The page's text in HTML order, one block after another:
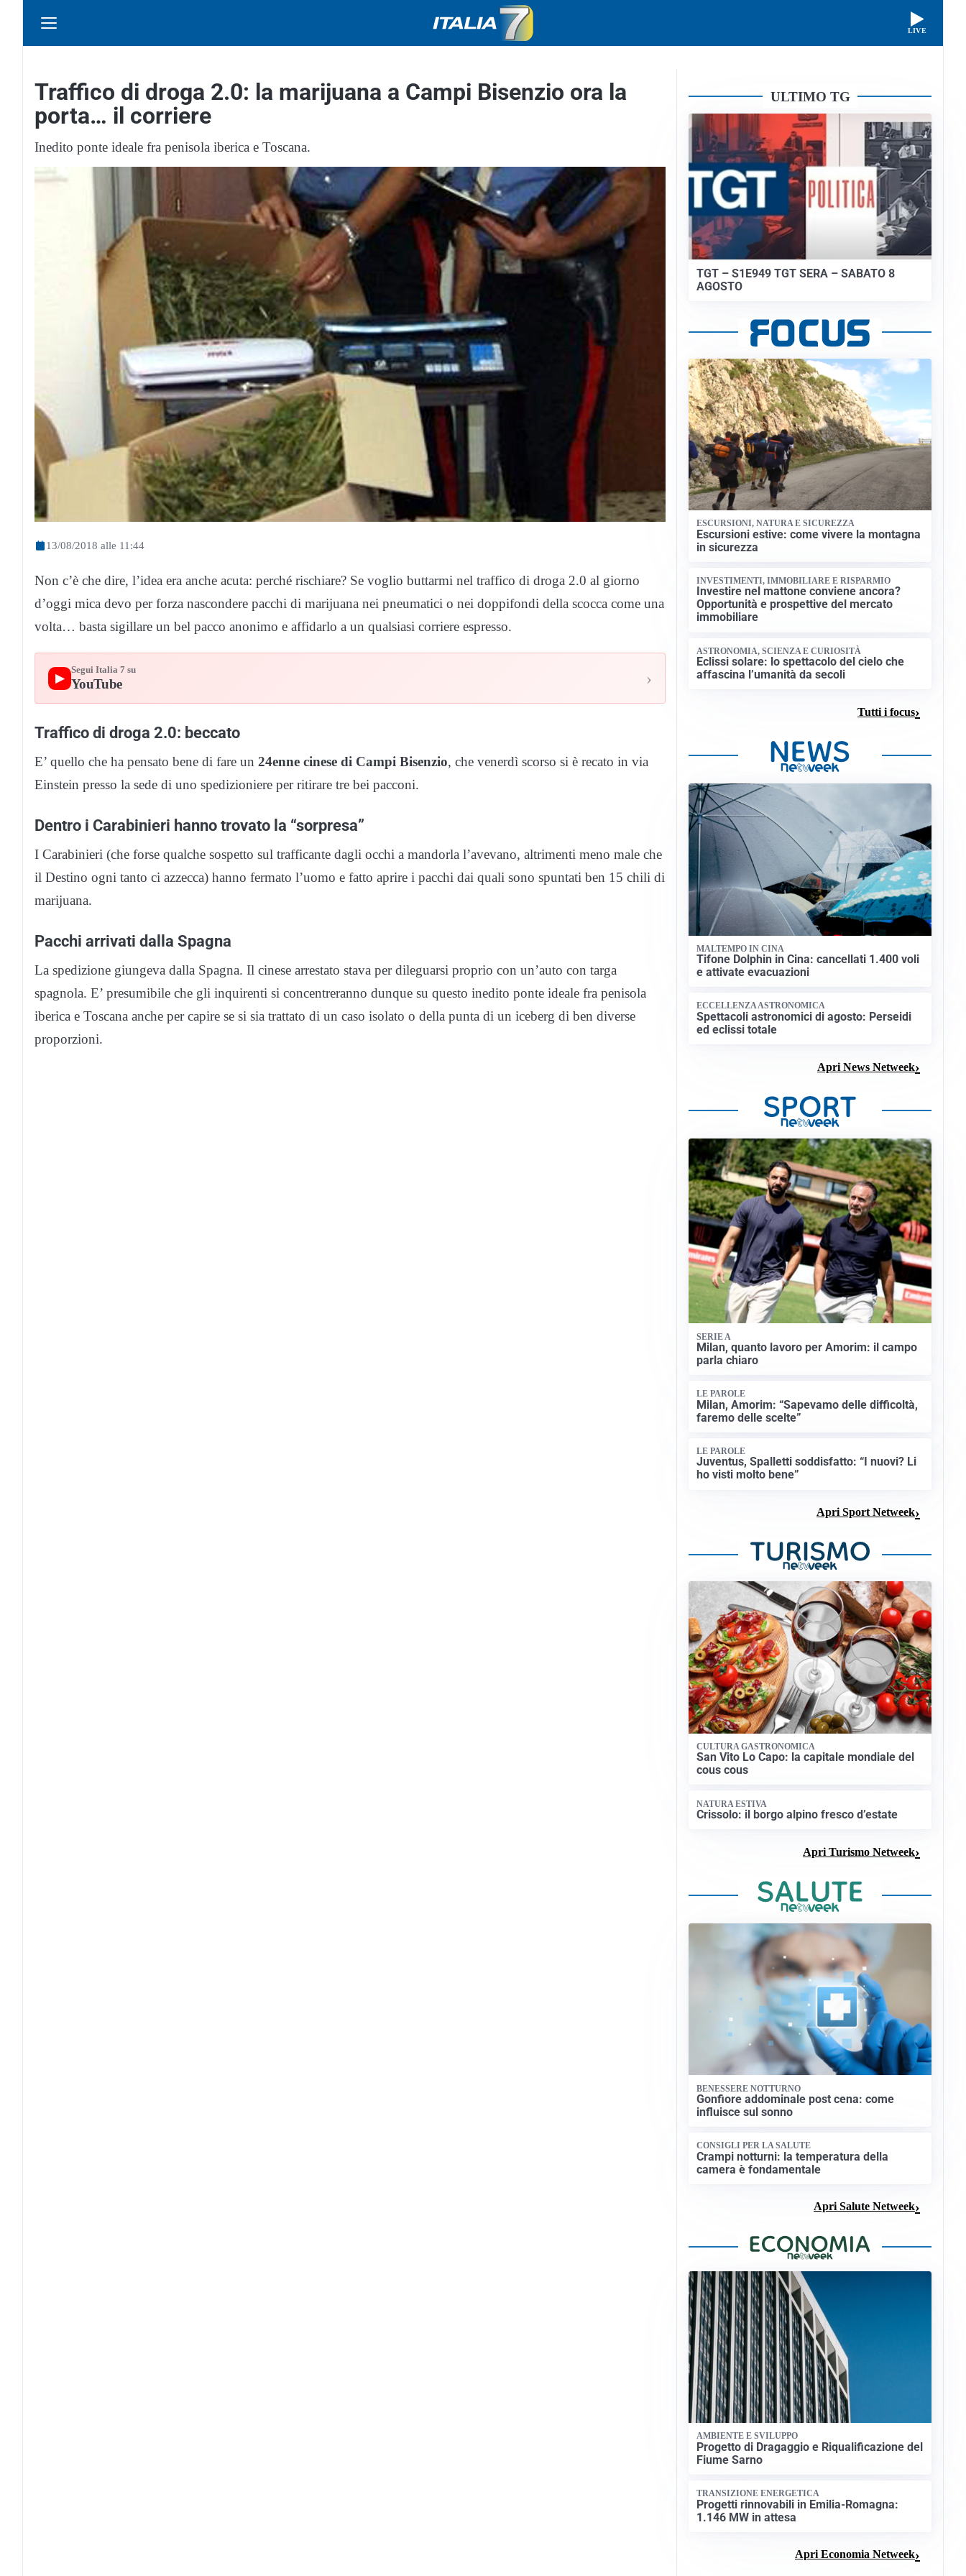
LIVE
Traffico di droga 2.0: la marijuana a Campi Bisenzio ora la
porta… il corriere
Inedito ponte ideale fra penisola iberica e Toscana.
13/08/2018 alle 11:44
Non c’è che dire, l’idea era anche acuta: perché rischiare? Se voglio buttarmi nel traffico di droga 2.0 al giorno
d’oggi mica devo per forza nascondere pacchi di marijuana nei pneumatici o nei doppifondi della scocca come una
volta… basta sigillare un bel pacco anonimo e affidarlo a un qualsiasi corriere espresso.
▶
Segui Italia 7 su
YouTube ›
Traffico di droga 2.0: beccato
E’ quello che ha pensato bene di fare un 24enne cinese di Campi Bisenzio, che venerdì scorso si è recato in via
Einstein presso la sede di uno spedizioniere per ritirare tre bei pacconi.
Dentro i Carabinieri hanno trovato la “sorpresa”
I Carabinieri (che forse qualche sospetto sul trafficante dagli occhi a mandorla l’avevano, altrimenti meno male che
il Destino ogni tanto ci azzecca) hanno fermato l’uomo e fatto aprire i pacchi dai quali sono spuntati ben 15 chili di
marijuana.
Pacchi arrivati dalla Spagna
La spedizione giungeva dalla Spagna. Il cinese arrestato stava per dileguarsi proprio con un’auto con targa
spagnola. E’ presumibile che gli inquirenti si concentreranno dunque su questo inedito ponte ideale fra penisola
iberica e Toscana anche per capire se si sia trattato di un caso isolato o della punta di un iceberg di ben diverse
proporzioni.
ULTIMO TG
TGT – S1E949 TGT SERA – SABATO 8
AGOSTO
ESCURSIONI, NATURA E SICUREZZA
Escursioni estive: come vivere la montagna
in sicurezza
INVESTIMENTI, IMMOBILIARE E RISPARMIO
Investire nel mattone conviene ancora?
Opportunità e prospettive del mercato
immobiliare
ASTRONOMIA, SCIENZA E CURIOSITÀ
Eclissi solare: lo spettacolo del cielo che
affascina l’umanità da secoli
Tutti i focus
MALTEMPO IN CINA
Tifone Dolphin in Cina: cancellati 1.400 voli
e attivate evacuazioni
ECCELLENZA ASTRONOMICA
Spettacoli astronomici di agosto: Perseidi
ed eclissi totale
Apri News Netweek
SERIE A
Milan, quanto lavoro per Amorim: il campo
parla chiaro
LE PAROLE
Milan, Amorim: “Sapevamo delle difficoltà,
faremo delle scelte”
LE PAROLE
Juventus, Spalletti soddisfatto: “I nuovi? Li
ho visti molto bene”
Apri Sport Netweek
CULTURA GASTRONOMICA
San Vito Lo Capo: la capitale mondiale del
cous cous
NATURA ESTIVA
Crissolo: il borgo alpino fresco d’estate
Apri Turismo Netweek
BENESSERE NOTTURNO
Gonfiore addominale post cena: come
influisce sul sonno
CONSIGLI PER LA SALUTE
Crampi notturni: la temperatura della
camera è fondamentale
Apri Salute Netweek
AMBIENTE E SVILUPPO
Progetto di Dragaggio e Riqualificazione del
Fiume Sarno
TRANSIZIONE ENERGETICA
Progetti rinnovabili in Emilia-Romagna:
1.146 MW in attesa
Apri Economia Netweek